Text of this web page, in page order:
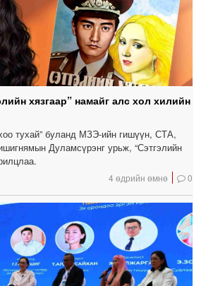
хязгаар” намайг алс хол хилийн
тухай” буланд МЗЭ-ийн гишүүн, СТА,
Дуламсүрэнг урьж, “Сэтгэлийн
4 өдрийн өмнө 0